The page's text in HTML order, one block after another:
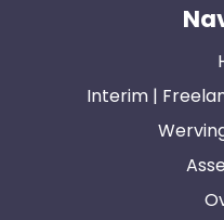
Interim |